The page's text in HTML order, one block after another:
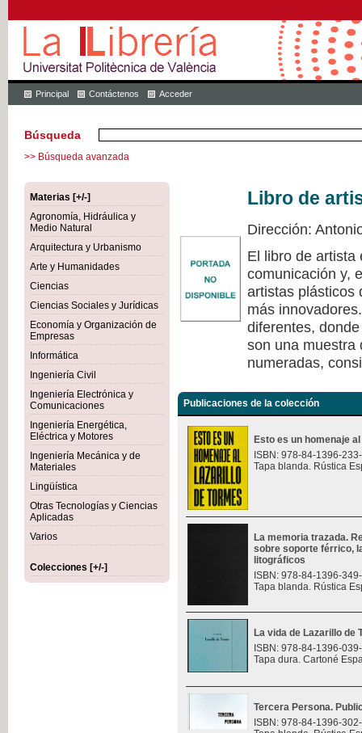
Principal Contáctenos Acceder
Búsqueda
>> Búsqueda avanzada
Materias [+/-]
Agronomía, Hidráulica y
Medio Natural
Arquitectura y Urbanismo
Arte y Humanidades
Ciencias
Ciencias Sociales y Jurídicas
Economía y Organización de
Empresas
Informática
Ingeniería Civil
Ingeniería Electrónica y
Comunicaciones
Ingeniería Energética,
Eléctrica y Motores
Ingeniería Mecánica y de
Materiales
Lingüística
Otras Tecnologías y Ciencias
Aplicadas
Varios
Colecciones [+/-]
Libro de
Dirección:
El libro de artista
comunicación y,
artistas plásticos
más
diferentes,
son una muestra
numeradas,
Publicaciones de la colección
Esto es un homenaje
ISBN: 978-84-1396-
Tapa blanda. Rústica
La memoria trazada.
sobre soporte férrico,
litográficos
ISBN: 978-84-1396-
Tapa blanda. Rústica
La vida de Lazarillo de
ISBN: 978-84-1396-
Tapa dura. Cartoné
Tercera Persona.
ISBN: 978-84-1396-